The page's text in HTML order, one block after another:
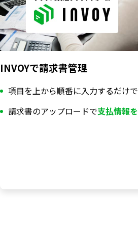
INVOYで請求書管理
項目を上から順番に入力するだけで
請求書のアップロードで支払情報を